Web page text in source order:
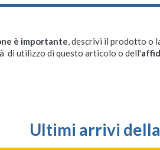
è importante, descrivi il prodotto o
di utilizzo di questo articolo o dell'
Ultimi arrivi